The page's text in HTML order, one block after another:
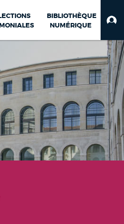
BIBLIOTHÈQUE
NUMÉRIQUE